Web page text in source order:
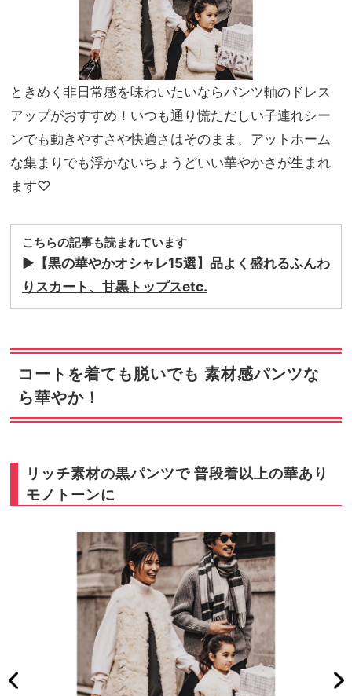
ときめく非日常感を味わいたいならパンツ軸のドレス
アップがおすすめ！いつも通り慌ただしい子連れシー
ンでも動きやすさや快適さはそのまま、アットホーム
な集まりでも浮かないちょうどいい華やかさが生まれ
ます♡
こちらの記事も読まれています
▶ 【黒の華やかオシャレ15選】品よく盛れるふんわ
りスカート、甘黒トップスetc.
コートを着ても脱いでも 素材感パンツな
ら華やか！
リッチ素材の黒パンツで 普段着以上の華あり
モノトーンに